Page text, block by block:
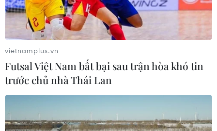
Việt sinh sống.
vietnamplus.vn
Futsal Việt Nam bất bại sau trận hòa khó tin
trước chủ nhà Thái Lan